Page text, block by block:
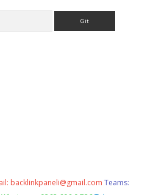
backlinkpaneli@gmail.com Teams: